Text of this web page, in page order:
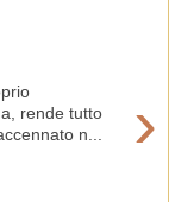
›
rende tutto
n...